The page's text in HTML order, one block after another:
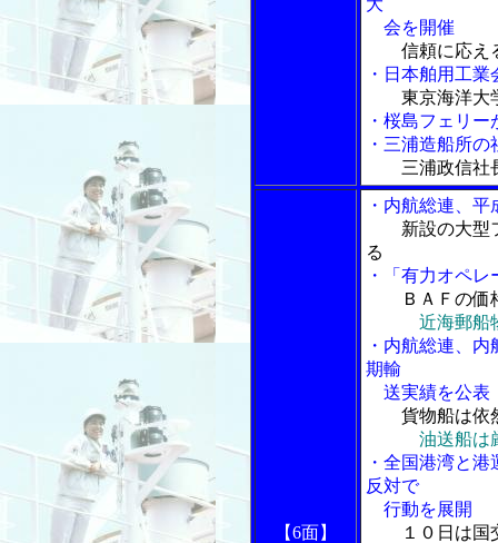
大
会を開催
信頼に応え
・日本舶用工
東京海洋大
・桜島フェリ
・三浦造船所
三浦政信社
【6面】
・内航総連、
新設の大型
る
・「有力オペ
ＢＡＦの価
近海郵
・内航総連、
期輸
送実績を公表
貨物船は依
油送船は
・全国港湾と
反対で
行動を展開
１０日は